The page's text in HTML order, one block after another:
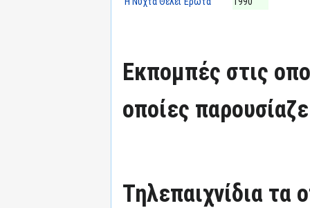
Εκπομπές στις
οποίες
Τηλεπαιχνίδια τα